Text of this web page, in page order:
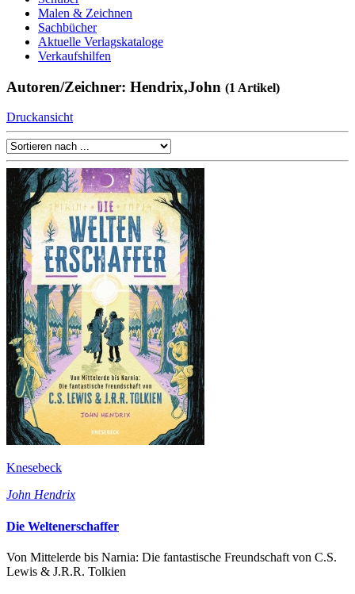
Malen & Zeichnen
Sachbücher
Aktuelle Verlagskataloge
Verkaufshilfen
Autoren/Zeichner: Hendrix,John (1 Artikel)
Druckansicht
Knesebeck
John Hendrix
Die Weltenerschaffer
Von Mittelerde bis Narnia: Die fantastische Freundschaft von C.S.
Lewis & J.R.R. Tolkien